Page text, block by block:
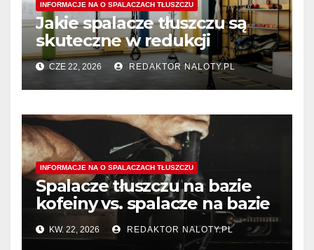
INFORMACJE NA O SPALACZACH TŁUSZCZU
Jakie spalacze tłuszczu są
skuteczne w redukcji
tłuszczu z okolic ud?
CZE 22, 2026 REDAKTOR NALOTY.PL
INFORMACJE NA O SPALACZACH TŁUSZCZU
Spalacze tłuszczu na bazie
kofeiny vs. spalacze na bazie
termogeników – który typ
wybrać?
KW. 22, 2026 REDAKTOR NALOTY.PL